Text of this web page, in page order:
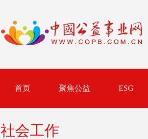
首页 聚焦公益 ESG
社会工作